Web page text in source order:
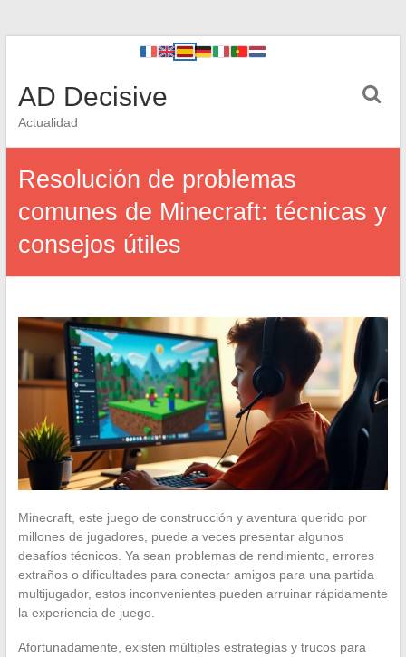
AD Decisive
Actualidad
Resolución de problemas
comunes de Minecraft: técnicas y
consejos útiles
Minecraft, este juego de construcción y aventura querido por
millones de jugadores, puede a veces presentar algunos
desafíos técnicos. Ya sean problemas de rendimiento, errores
extraños o dificultades para conectar amigos para una partida
multijugador, estos inconvenientes pueden arruinar rápidamente
la experiencia de juego.
Afortunadamente, existen múltiples estrategias y trucos para